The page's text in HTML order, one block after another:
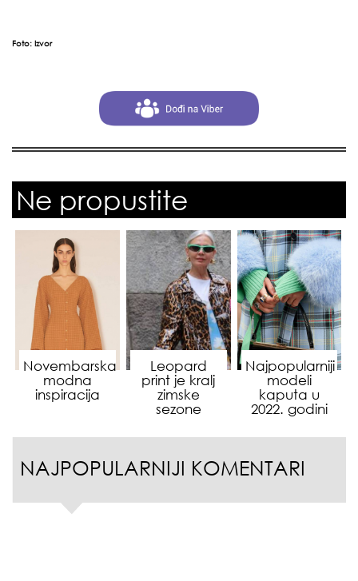
Foto: Izvor
Ne propustite
Novembarska
modna
inspiracija
Leopard
print je kralj
zimske
sezone
Najpopularniji
modeli
kaputa u
2022. godini
NAJPOPULARNIJI KOMENTARI